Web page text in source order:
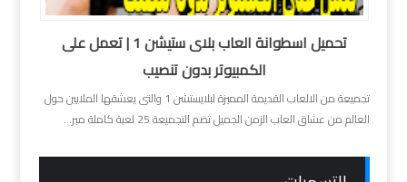
تحميل اسطوانة العاب بلاى ستيشن 1 | تعمل على
الكمبيوتر بدون تنصيب
تجميعة من الالعاب القديمة المميزة لبلايستشن 1 والتى يعشقها الملايين حول
العالم من عشاق العاب الزمن الجميل تضم التجميعة 25 لعبة كاملة مبر...